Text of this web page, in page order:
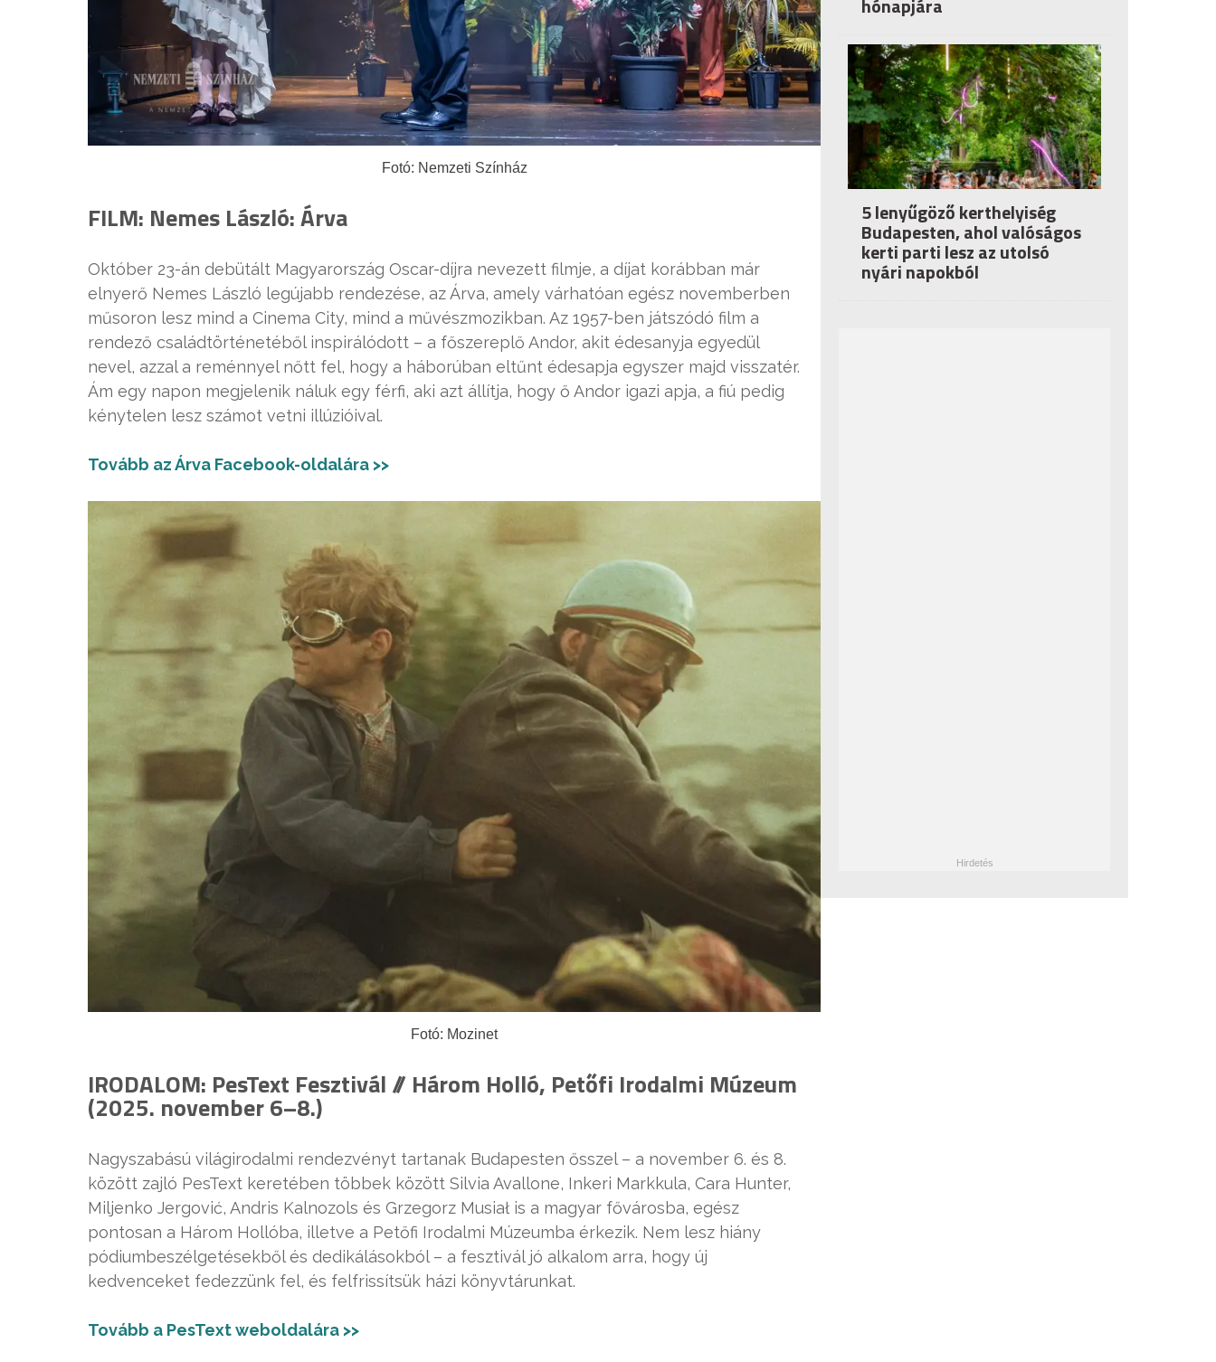
Fotó: Nemzeti Színház
FILM: Nemes László: Árva
Október 23-án debütált Magyarország Oscar-díjra nevezett filmje, a díjat korábban már
elnyerő Nemes László legújabb rendezése, az Árva, amely várhatóan egész novemberben
műsoron lesz mind a Cinema City, mind a művészmozikban. Az 1957-ben játszódó film a
rendező családtörténetéből inspirálódott – a főszereplő Andor, akit édesanyja egyedül
nevel, azzal a reménnyel nőtt fel, hogy a háborúban eltűnt édesapja egyszer majd visszatér.
Ám egy napon megjelenik náluk egy férfi, aki azt állítja, hogy ő Andor igazi apja, a fiú pedig
kénytelen lesz számot vetni illúzióival.
Tovább az Árva Facebook-oldalára >>
Fotó: Mozinet
IRODALOM: PesText Fesztivál // Három Holló, Petőfi Irodalmi Múzeum
(2025. november 6–8.)
Nagyszabású világirodalmi rendezvényt tartanak Budapesten ősszel – a november 6. és 8.
között zajló PesText keretében többek között Silvia Avallone, Inkeri Markkula, Cara Hunter,
Miljenko Jergović, Andris Kalnozols és Grzegorz Musiał is a magyar fővárosba, egész
pontosan a Három Hollóba, illetve a Petőfi Irodalmi Múzeumba érkezik. Nem lesz hiány
pódiumbeszélgetésekből és dedikálásokból – a fesztivál jó alkalom arra, hogy új
kedvenceket fedezzünk fel, és felfrissítsük házi könyvtárunkat.
Tovább a PesText weboldalára >>
hónapjára
5 lenyűgöző kerthelyiség
Budapesten, ahol valóságos
kerti parti lesz az utolsó
nyári napokból